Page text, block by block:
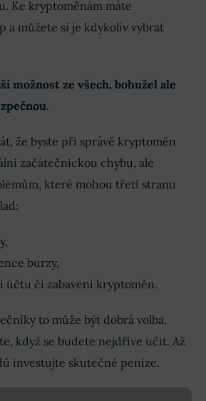
Ke kryptoměnám máte
a můžete si je kdykoliv vybrat
možnost ze všech, bohužel ale
.
že byste při správě kryptoměn
začátečnickou chybu, ale
které mohou třetí stranu
burzy,
účtu či zabavení kryptoměn.
to může být dobrá volba.
když se budete nejdříve učit. Až
investujte skutečné peníze.